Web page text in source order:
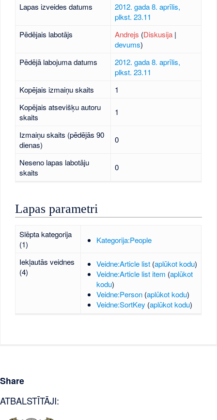
Lapas izveides datums
2012. gada 8. aprīlis,
plkst. 23.11
Pēdējais labotājs
Andrejs (Diskusija|
devums)
Pēdējā labojuma datums
2012. gada 8. aprīlis,
plkst. 23.11
Kopējais izmaiņu skaits
1
Kopējais atsevišķu autoru
skaits
1
Izmaiņu skaits (pēdējās 90
dienas)
0
Neseno lapas labotāju
skaits
0
Lapas parametri
Slēpta kategorija
(1)
Kategorija:People
Iekļautās veidnes
(4)
Veidne:Article list (aplūkot kodu)
Veidne:Article list item (aplūkot
kodu)
Veidne:Person (aplūkot kodu)
Veidne:SortKey (aplūkot kodu)
Share
ATBALSTĪTĀJI: